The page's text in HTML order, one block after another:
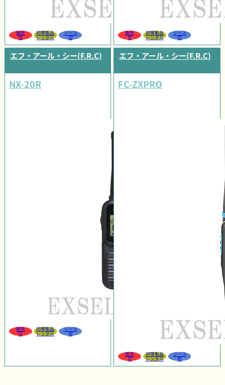
販売
可
同等製品
レンタル
リース
可
販売
可
同等製品
レンタル
リース
可
エフ・アール・シー(F.R.C)
NX-20R
販売
可
同等製品
レンタル
リース
可
エフ・アール・シー(F.R.C)
FC-ZXPRO
販売
可
同等製品
レンタル
リース
可